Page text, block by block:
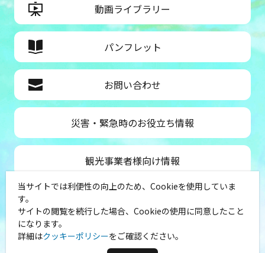
動画ライブラリー
パンフレット
お問い合わせ
災害・緊急時のお役立ち情報
観光事業者様向け情報
公益社団法人神奈川県観光協会
〒231-8521
神奈川県横浜市中区山下町１
（シルクセンター内）
当サイトでは利便性の向上のため、Cookieを使用していま
す。
サイトの閲覧を続行した場合、Cookieの使用に同意したこと
になります。
詳細はクッキーポリシーをご確認ください。